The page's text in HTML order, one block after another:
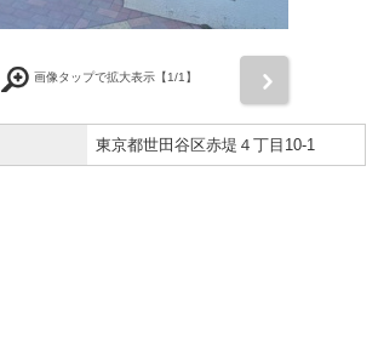
画像タップで拡大表示【1/1】
東京都世田谷区赤堤４丁目10-1